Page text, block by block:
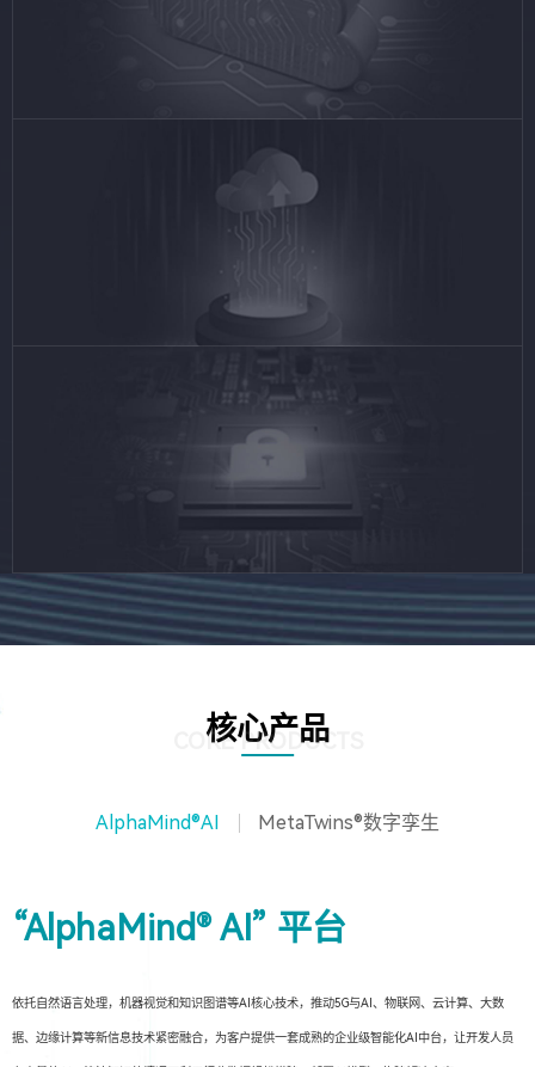
核心产品
CORE PRODUCTS
AlphaMind®AI MetaTwins®数字孪生
“AlphaMind® AI” 平台
依托自然语言处理，机器视觉和知识图谱等AI核心技术，推动5G与AI、物联网、云计算、大数
据、边缘计算等新信息技术紧密融合，为客户提供一套成熟的企业级智能化AI中台，让开发人员